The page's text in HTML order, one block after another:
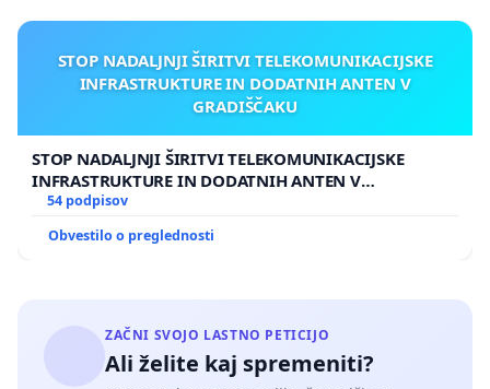
STOP NADALJNJI ŠIRITVI TELEKOMUNIKACIJSKE
INFRASTRUKTURE IN DODATNIH ANTEN V
GRADIŠČAKU
STOP NADALJNJI ŠIRITVI TELEKOMUNIKACIJSKE
INFRASTRUKTURE IN DODATNIH ANTEN V
GRADIŠČAKU
54 podpisov
Obvestilo o preglednosti
ZAČNI SVOJO LASTNO PETICIJO
Ali želite kaj spremeniti?